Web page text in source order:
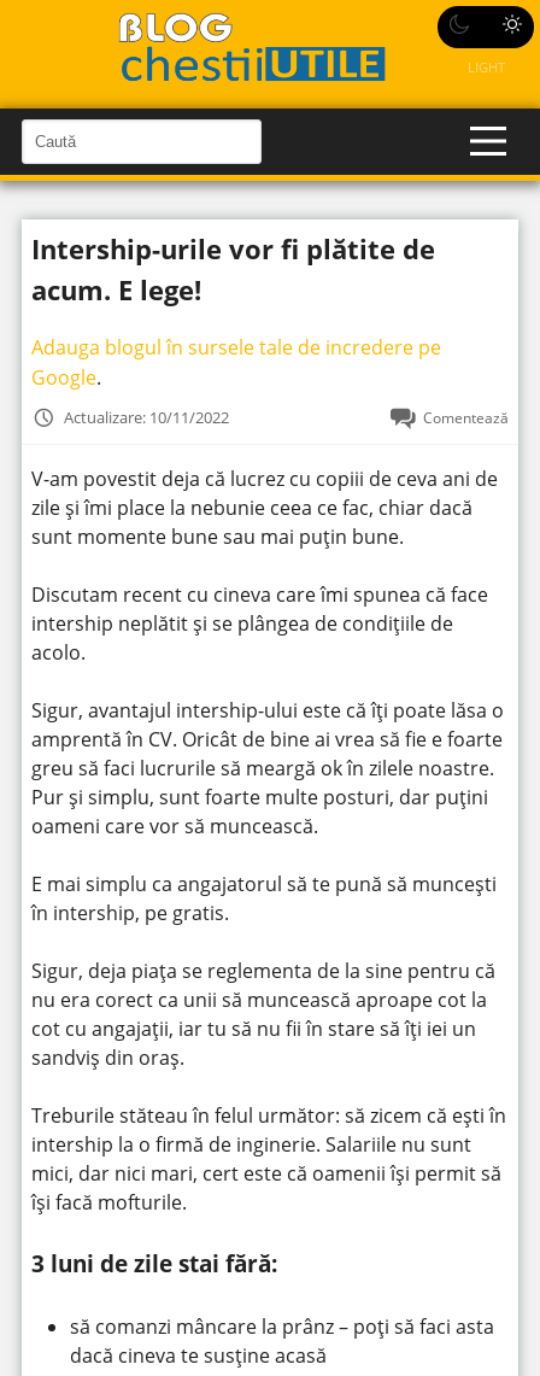
LIGHT
a
u
t
C
a
u
î
n
i
t
Intership-urile vor fi plătite de
acum. E lege!
Adauga blogul în sursele tale de incredere pe
Google.
Actualizare: 10/11/2022 Comentează
V-am povestit deja că lucrez cu copiii de ceva ani de
zile și îmi place la nebunie ceea ce fac, chiar dacă
sunt momente bune sau mai puțin bune.
Discutam recent cu cineva care îmi spunea că face
intership neplătit și se plângea de condițiile de
acolo.
Sigur, avantajul intership-ului este că îți poate lăsa o
amprentă în CV. Oricât de bine ai vrea să fie e foarte
greu să faci lucrurile să meargă ok în zilele noastre.
Pur și simplu, sunt foarte multe posturi, dar puțini
oameni care vor să muncească.
E mai simplu ca angajatorul să te pună să muncești
în intership, pe gratis.
Sigur, deja piața se reglementa de la sine pentru că
nu era corect ca unii să muncească aproape cot la
cot cu angajații, iar tu să nu fii în stare să îți iei un
sandviș din oraș.
Treburile stăteau în felul următor: să zicem că ești în
intership la o firmă de inginerie. Salariile nu sunt
mici, dar nici mari, cert este că oamenii își permit să
își facă mofturile.
3 luni de zile stai fără:
să comanzi mâncare la prânz – poți să faci asta
dacă cineva te susține acasă